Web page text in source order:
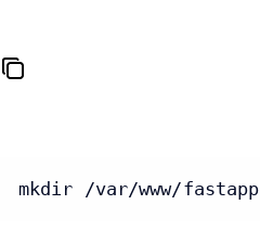
mkdir /var/www/fastapp